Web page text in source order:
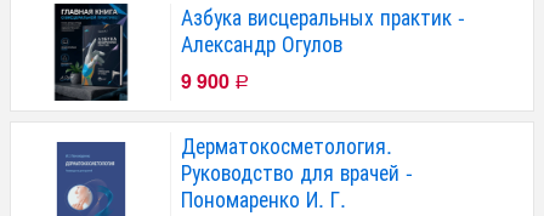
Азбука висцеральных практик -
Александр Огулов
9 900 Р
Дерматокосметология.
Руководство для врачей -
Пономаренко И. Г.